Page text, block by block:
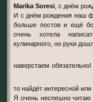
Marika Soresi , с днём
И с днём рождения наш
больше постов и ещё
очень хотела
кулинарного, но руки
наверстаем обязательно!
то найдёт интересной
Я очень неспешно читаю